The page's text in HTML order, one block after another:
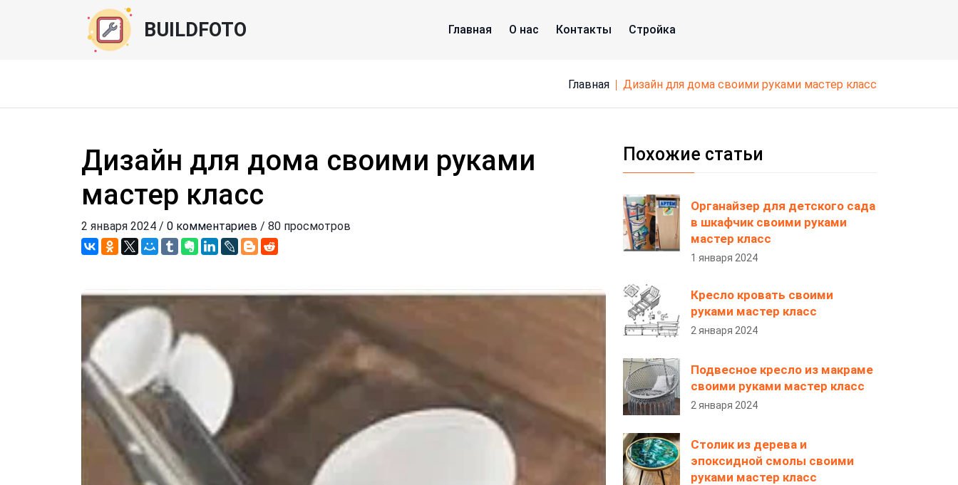
BUILDFOTO Главная О нас Контакты Стройка
Главная дизайн для дома своими руками мастер класс
Дизайн для дома своими руками
мастер класс
2 января 2024 / 0 комментариев / 80 просмотров
Похожие статьи
Органайзер для детского сада
в шкафчик своими руками
мастер класс
1 января 2024
Кресло кровать своими
руками мастер класс
2 января 2024
Подвесное кресло из макраме
своими руками мастер класс
2 января 2024
Столик из дерева и
эпоксидной смолы своими
руками мастер класс